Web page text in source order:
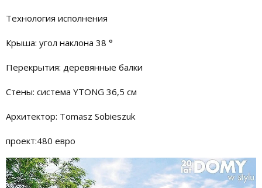
Технология исполнения
Крыша: угол наклона 38 °
Перекрытия: деревянные балки
Стены: система YTONG 36,5 см
Архитектор: Tomasz Sobieszuk
проект:480 евро